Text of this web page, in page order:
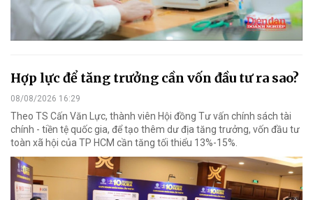
Hợp lực để tăng trưởng cần vốn đầu tư ra sao?
08/08/2026 16:29
Theo TS Cấn Văn Lực, thành viên Hội đồng Tư vấn chính sách tài
chính - tiền tệ quốc gia, để tạo thêm dư địa tăng trưởng, vốn đầu tư
toàn xã hội của TP HCM cần tăng tối thiểu 13%-15%.